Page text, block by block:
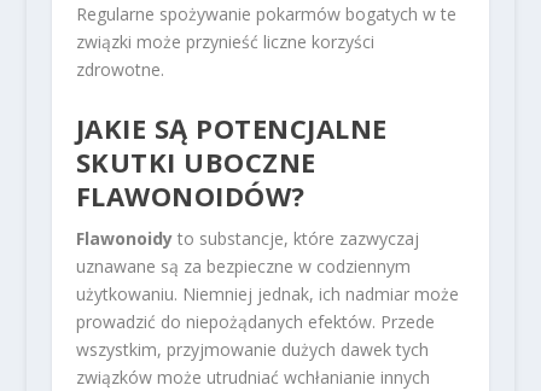
Regularne spożywanie pokarmów bogatych w te
związki może przynieść liczne korzyści
zdrowotne.
JAKIE SĄ POTENCJALNE
SKUTKI UBOCZNE
FLAWONOIDÓW?
Flawonoidyto substancje, które zazwyczaj
uznawane są za bezpieczne w codziennym
użytkowaniu. Niemniej jednak, ich nadmiar może
prowadzić do niepożądanych efektów. Przede
wszystkim, przyjmowanie dużych dawek tych
związków może utrudniać wchłanianie innych